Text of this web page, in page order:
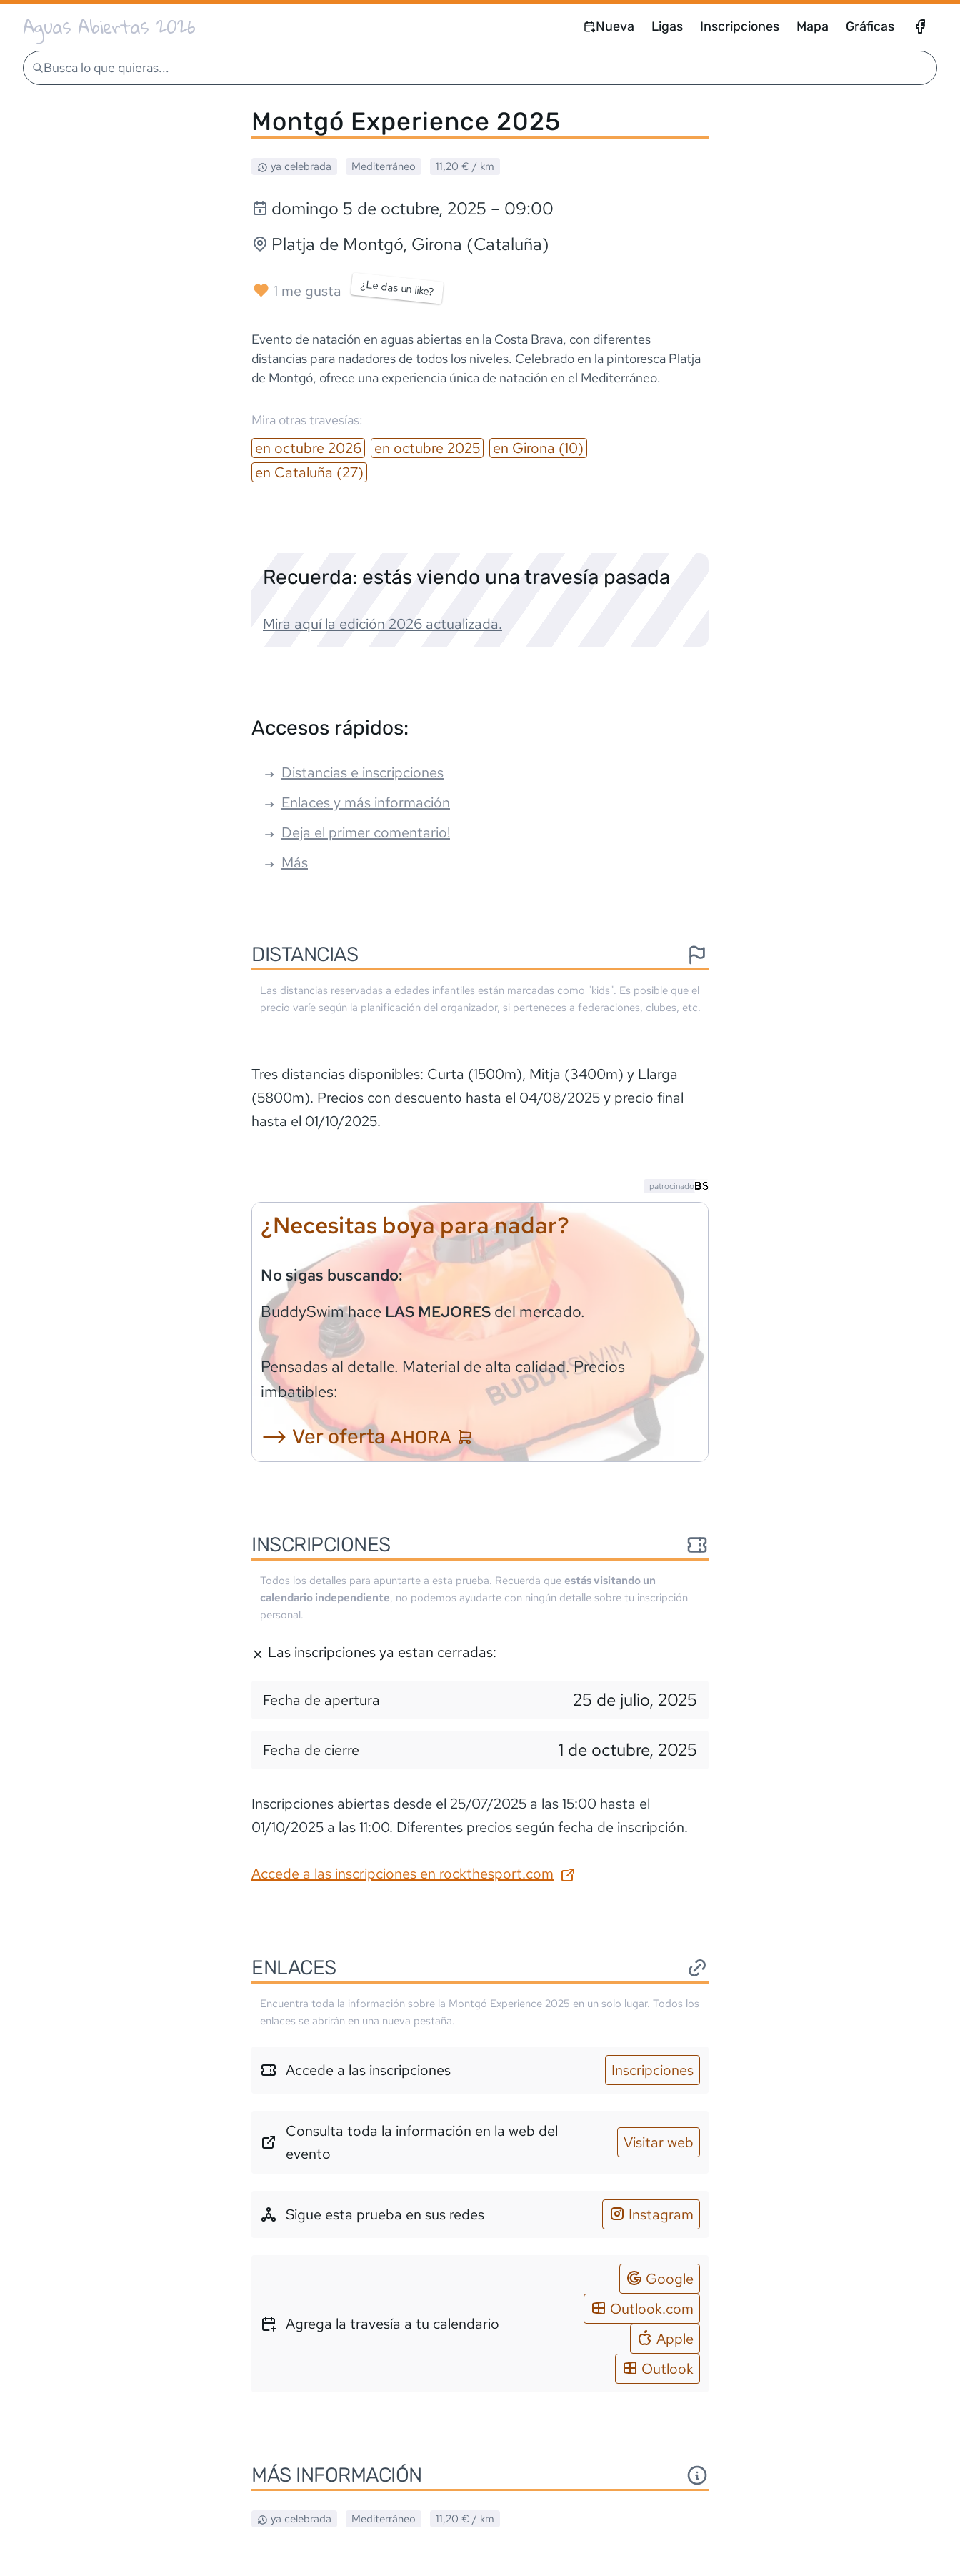
Aguas Abiertas 2026 Nueva Ligas Inscripciones Mapa Gráficas
Busca lo que quieras...
Montgó Experience 2025
ya celebrada Mediterráneo 11,20 € / km
domingo 5 de octubre, 2025 – 09:00
Platja de Montgó, Girona (Cataluña)
1 me gusta ¿Le das un like?
Evento de natación en aguas abiertas en la Costa Brava, con diferentes
distancias para nadadores de todos los niveles. Celebrado en la pintoresca Platja
de Montgó, ofrece una experiencia única de natación en el Mediterráneo.
Mira otras travesías:
en octubre 2026 en octubre 2025 en Girona (10)
en Cataluña (27)
Recuerda: estás viendo una travesía pasada
Mira aquí la edición 2026 actualizada.
Accesos rápidos:
Distancias e inscripciones
Enlaces y más información
Deja el primer comentario!
Más
DISTANCIAS
Las distancias reservadas a edades infantiles están marcadas como "kids". Es posible que el
precio varíe según la planificación del organizador, si perteneces a federaciones, clubes, etc.
Tres distancias disponibles: Curta (1500m), Mitja (3400m) y Llarga
(5800m). Precios con descuento hasta el 04/08/2025 y precio final
hasta el 01/10/2025.
¿Necesitas boya para nadar?
No sigas buscando:
BuddySwimhaceLAS MEJORESdel mercado.
Pensadas al detalle. Material de alta calidad. Precios
imbatibles:
⟶ Ver ofertaAHORA
patrocinado
INSCRIPCIONES
Todos los detalles para apuntarte a esta prueba. Recuerda que estás visitando un
calendario independiente, no podemos ayudarte con ningún detalle sobre tu inscripción
personal.
Las inscripciones ya estan cerradas:
Fecha de apertura 25 de julio, 2025
Fecha de cierre 1 de octubre, 2025
Inscripciones abiertas desde el 25/07/2025 a las 15:00 hasta el
01/10/2025 a las 11:00. Diferentes precios según fecha de inscripción.
Accede a las inscripciones en rockthesport.com
ENLACES
Encuentra toda la información sobre la Montgó Experience 2025 en un solo lugar. Todos los
enlaces se abrirán en una nueva pestaña.
Accede a las inscripciones Inscripciones
Consulta toda la información en la web del
evento
Visitar web
Sigue esta prueba en sus redes Instagram
Agrega la travesía a tu calendario
Google
Outlook.com
Apple
Outlook
MÁS INFORMACIÓN
ya celebrada Mediterráneo 11,20 € / km